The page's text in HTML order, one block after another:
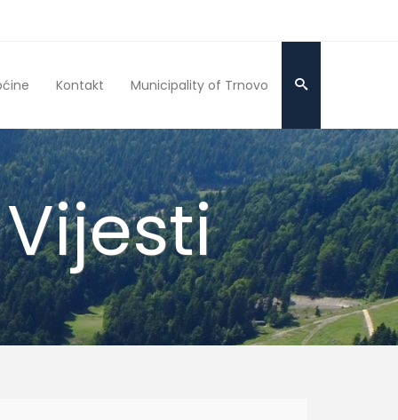
Kontakt Municipality of Trnovo